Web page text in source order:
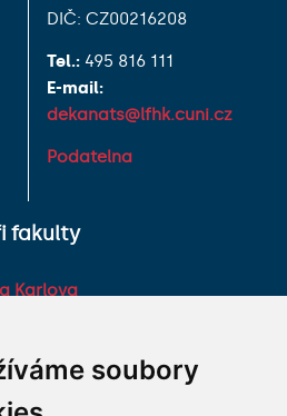
soubory
DIČ: CZ00216208
Tel.: 495 816 111
E-mail:
dekanats@lfhk.cuni.cz
Podatelna
fakulty
Karlova
fakulta v
Univerzity